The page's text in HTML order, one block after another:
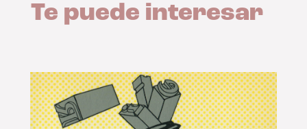
Te puede interesar